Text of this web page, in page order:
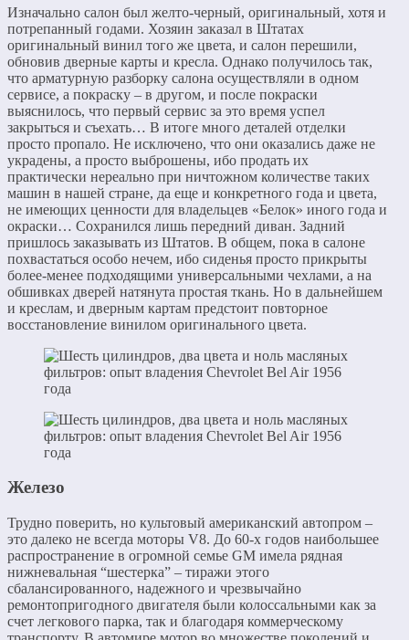
Изначально салон был желто-черный, оригинальный, хотя и
потрепанный годами. Хозяин заказал в Штатах
оригинальный винил того же цвета, и салон перешили,
обновив дверные карты и кресла. Однако получилось так,
что арматурную разборку салона осуществляли в одном
сервисе, а покраску – в другом, и после покраски
выяснилось, что первый сервис за это время успел
закрыться и съехать… В итоге много деталей отделки
просто пропало. Не исключено, что они оказались даже не
украдены, а просто выброшены, ибо продать их
практически нереально при ничтожном количестве таких
машин в нашей стране, да еще и конкретного года и цвета,
не имеющих ценности для владельцев «Белок» иного года и
окраски… Сохранился лишь передний диван. Задний
пришлось заказывать из Штатов. В общем, пока в салоне
похвастаться особо нечем, ибо сиденья просто прикрыты
более-менее подходящими универсальными чехлами, а на
обшивках дверей натянута простая ткань. Но в дальнейшем
и креслам, и дверным картам предстоит повторное
восстановление винилом оригинального цвета.
Железо​
Трудно поверить, но культовый американский автопром –
это далеко не всегда моторы V8. До 60-х годов наибольшее
распространение в огромной семье GM имела рядная
нижневальная “шестерка” – тиражи этого
сбалансированного, надежного и чрезвычайно
ремонтопригодного двигателя были колоссальными как за
счет легкового парка, так и благодаря коммерческому